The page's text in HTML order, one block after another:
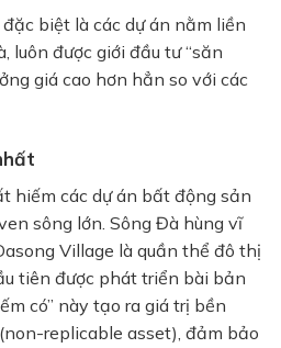
biệt là các dự án nằm liền
luôn được giới đầu tư “săn
giá cao hơn hẳn so với các
hiếm các dự án bất động sản
sông lớn. Sông Đà hùng vĩ
Village là quần thể đô thị
tiên được phát triển bài bản
có” này tạo ra giá trị bền
replicable asset), đảm bảo